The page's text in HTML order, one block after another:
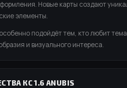
Новые карты создают
элементы.
подойдёт тем, кто любит
и визуального интереса.
КС 1.6 ANUBIS